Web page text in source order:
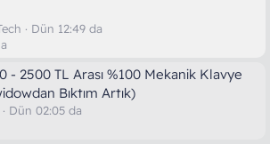
Dün 12:49 da
- 2500 TL Arası %100 Mekanik Klavye
Bıktım Artık)
Dün 02:05 da